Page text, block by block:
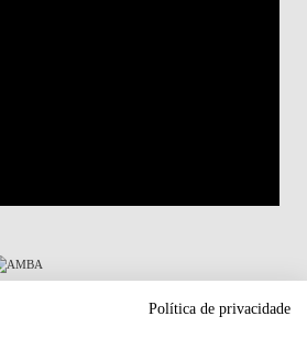
Política de privacidade